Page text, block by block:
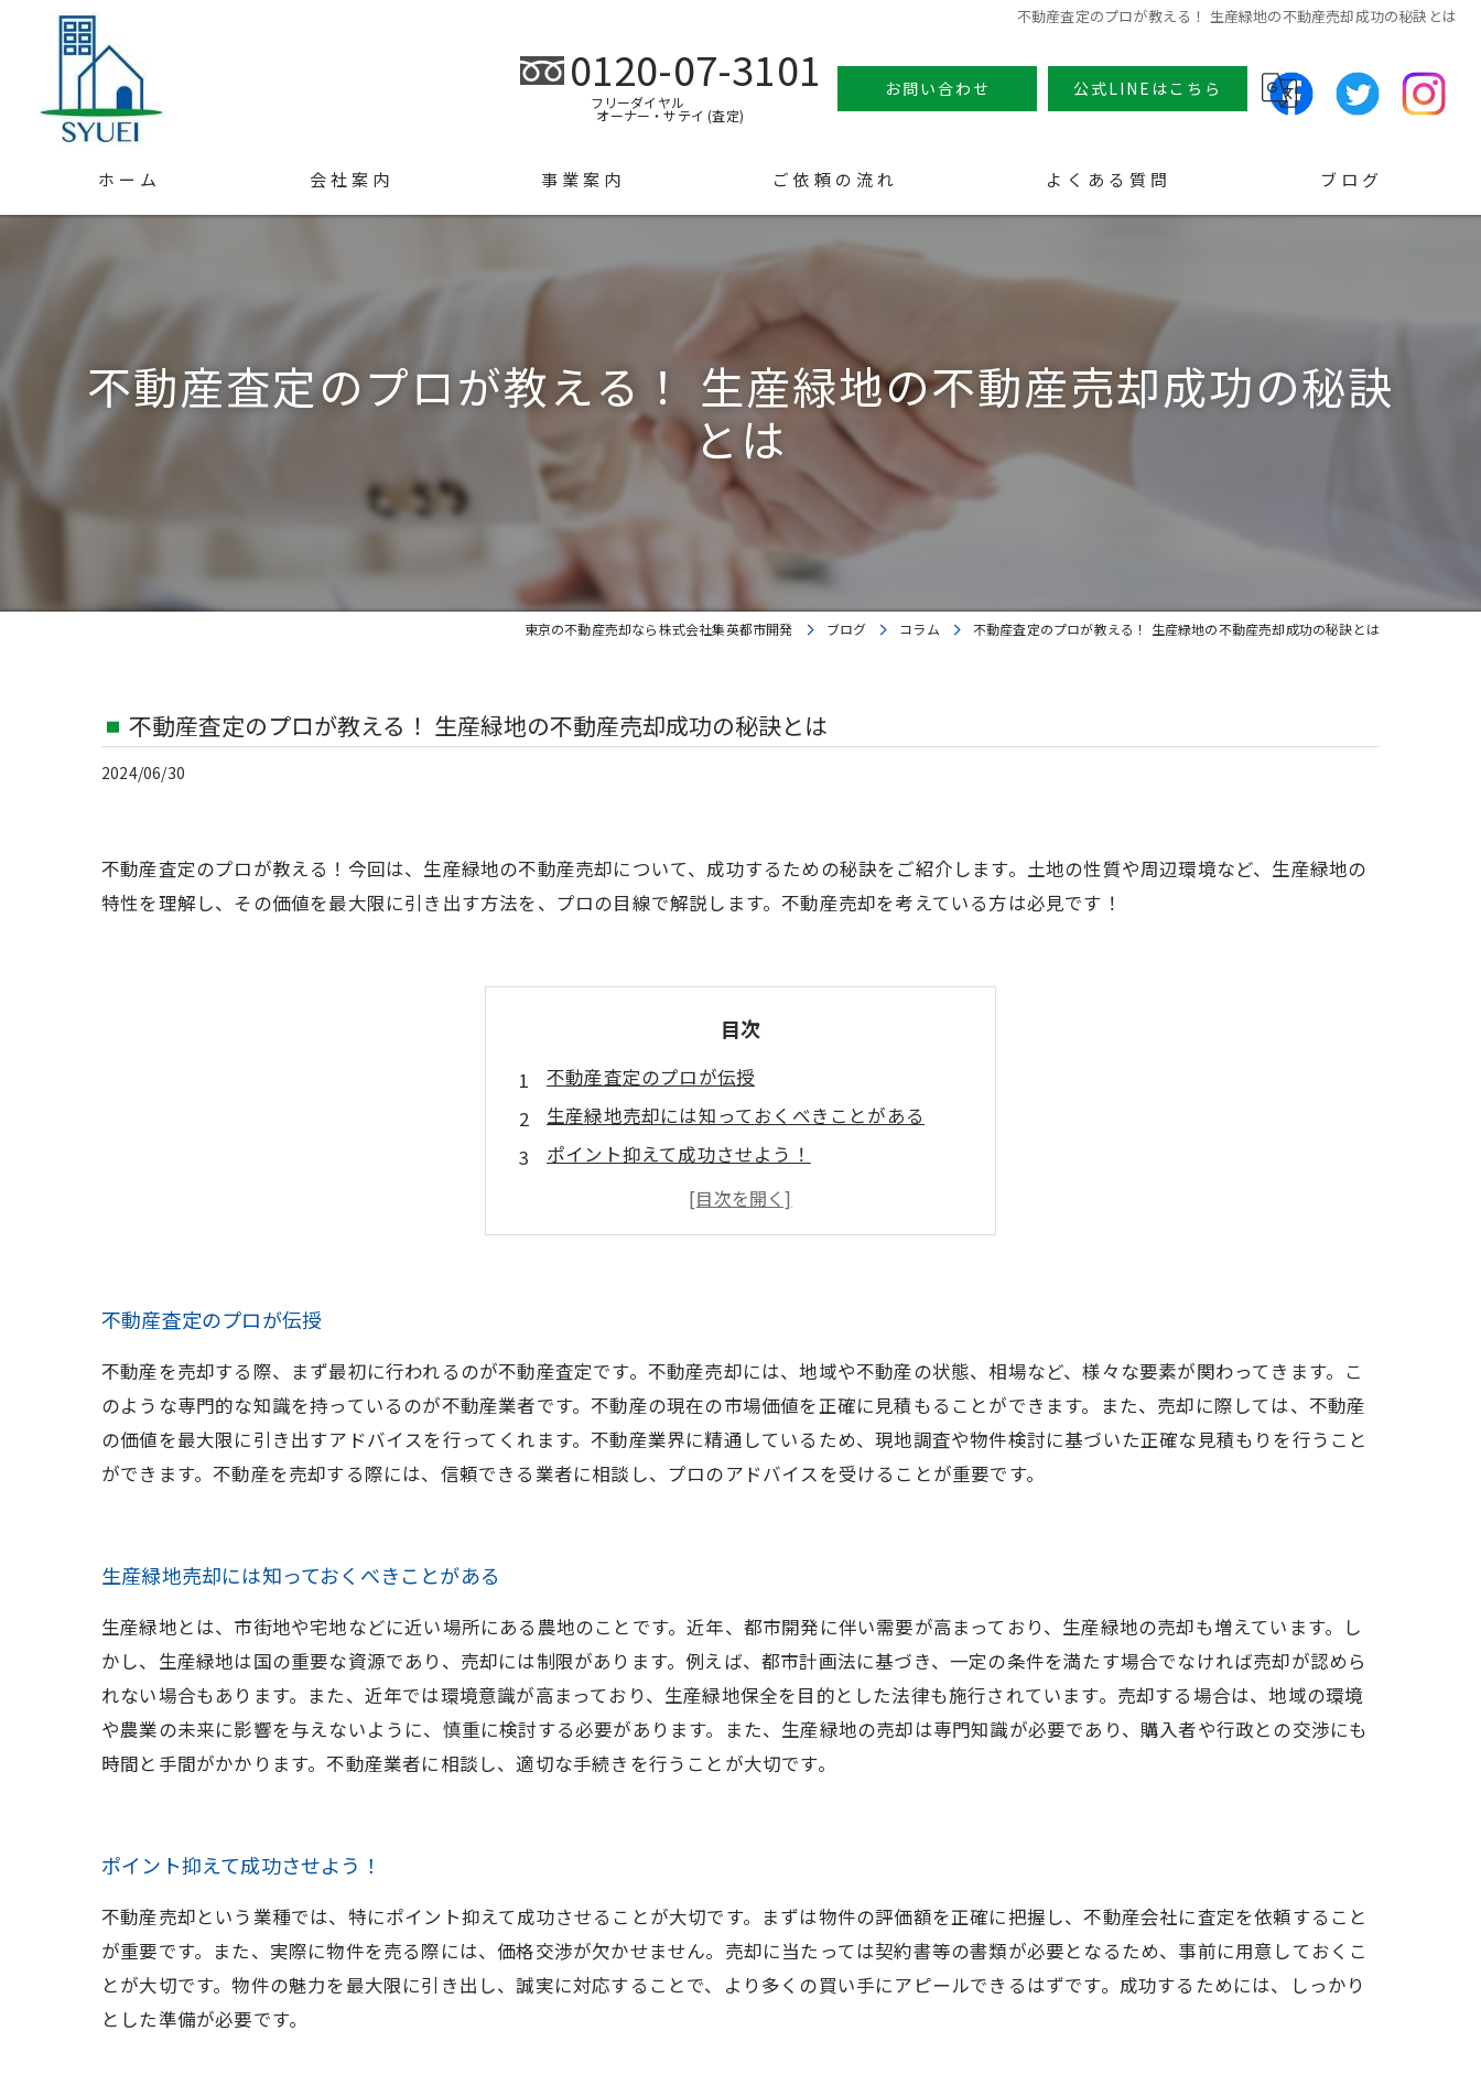
不動産査定のプロが教える！ 生産緑地の不動産売却成功の秘訣とは
0120-07-3101
フリーダイヤル
オーナー・サテイ (査定)
お問い合わせ 公式LINEはこちら
ホーム 会社案内
アクセス
事業案内 ご依頼の流れ よくある質問 ブログ
不動産査定のプロが教える！ 生産緑地の不動産売却成功の秘訣
とは
東京の不動産売却なら株式会社集英都市開発 ブログ コラム 不動産査定のプロが教える！ 生産緑地の不動産売却成功の秘訣とは
不動産査定のプロが教える！ 生産緑地の不動産売却成功の秘訣とは
2024/06/30
不動産査定のプロが教える！今回は、生産緑地の不動産売却について、成功するための秘訣をご紹介します。土地の性質や周辺環境など、生産緑地の
特性を理解し、その価値を最大限に引き出す方法を、プロの目線で解説します。不動産売却を考えている方は必見です！
目次
不動産査定のプロが伝授
生産緑地売却には知っておくべきことがある
ポイント抑えて成功させよう！
不動産査定のプロが伝授
不動産を売却する際、まず最初に行われるのが不動産査定です。不動産売却には、地域や不動産の状態、相場など、様々な要素が関わってきます。こ
のような専門的な知識を持っているのが不動産業者です。不動産の現在の市場価値を正確に見積もることができます。また、売却に際しては、不動産
の価値を最大限に引き出すアドバイスを行ってくれます。不動産業界に精通しているため、現地調査や物件検討に基づいた正確な見積もりを行うこと
ができます。不動産を売却する際には、信頼できる業者に相談し、プロのアドバイスを受けることが重要です。
生産緑地売却には知っておくべきことがある
生産緑地とは、市街地や宅地などに近い場所にある農地のことです。近年、都市開発に伴い需要が高まっており、生産緑地の売却も増えています。し
かし、生産緑地は国の重要な資源であり、売却には制限があります。例えば、都市計画法に基づき、一定の条件を満たす場合でなければ売却が認めら
れない場合もあります。また、近年では環境意識が高まっており、生産緑地保全を目的とした法律も施行されています。売却する場合は、地域の環境
や農業の未来に影響を与えないように、慎重に検討する必要があります。また、生産緑地の売却は専門知識が必要であり、購入者や行政との交渉にも
時間と手間がかかります。不動産業者に相談し、適切な手続きを行うことが大切です。
ポイント抑えて成功させよう！
不動産売却という業種では、特にポイント抑えて成功させることが大切です。まずは物件の評価額を正確に把握し、不動産会社に査定を依頼すること
が重要です。また、実際に物件を売る際には、価格交渉が欠かせません。売却に当たっては契約書等の書類が必要となるため、事前に用意しておくこ
とが大切です。物件の魅力を最大限に引き出し、誠実に対応することで、より多くの買い手にアピールできるはずです。成功するためには、しっかり
とした準備が必要です。